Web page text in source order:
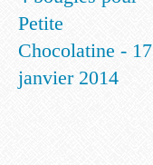
Petite
Chocolatine - 17
janvier 2014